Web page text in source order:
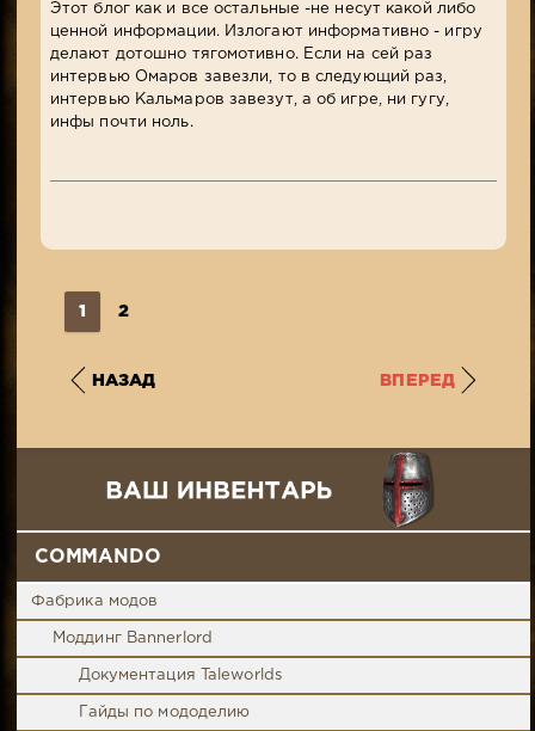
Этот блог как и все остальные -не несут какой либо
ценной информации. Излогают информативно - игру
делают дотошно тягомотивно. Если на сей раз
интервью Омаров завезли, то в следующий раз,
интервью Кальмаров завезут, а об игре, ни гугу,
инфы почти ноль.
1 2
НАЗАД ВПЕРЕД
COMMANDO
Фабрика модов
Моддинг Bannerlord
Документация Taleworlds
Гайды по мододелию